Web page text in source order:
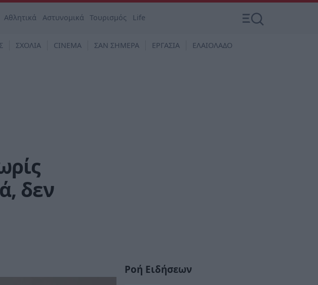
Αθλητικά Αστυνομικά Τουρισμός Life
ΣΧΟΛΙΑ CINEMA ΣΑΝ ΣΗΜΕΡΑ ΕΡΓΑΣΙΑ ΕΛΑΙΟΛΑΔΟ
δεν
Ροή Ειδήσεων